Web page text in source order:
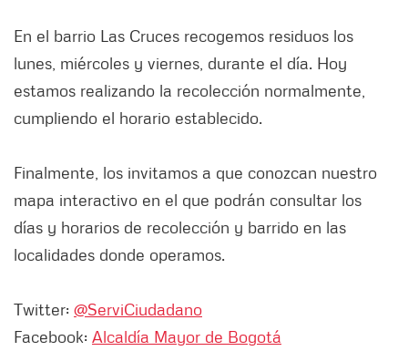
En el barrio Las Cruces recogemos residuos los
lunes, miércoles y viernes, durante el día. Hoy
estamos realizando la recolección normalmente,
cumpliendo el horario establecido.
Finalmente, los invitamos a que conozcan nuestro
mapa interactivo en el que podrán consultar los
días y horarios de recolección y barrido en las
localidades donde operamos.
Twitter: @ServiCiudadano
Facebook: Alcaldía Mayor de Bogotá